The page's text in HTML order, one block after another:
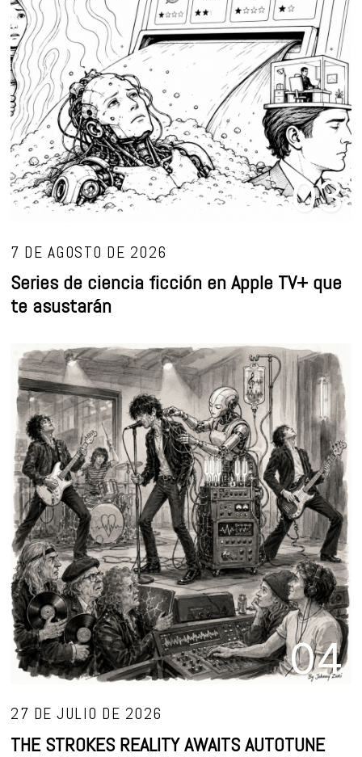
03
Series de ciencia ficción en Apple TV+ que
te asustarán
04
THE STROKES REALITY AWAITS AUTOTUNE